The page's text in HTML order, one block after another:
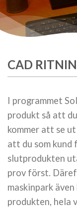
CAD
I programmet
produkt så att
kommer att se
att du som
slutprodukten
prov först.
maskinpark
produkten, hela